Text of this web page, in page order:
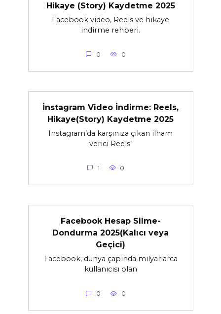
Hikaye (Story) Kaydetme 2025
Facebook video, Reels ve hikaye
indirme rehberi.
0 0
İnstagram Video İndirme: Reels,
Hikaye(Story) Kaydetme 2025
Instagram’da karşınıza çıkan ilham
verici Reels’
1 0
Facebook Hesap Silme-
Dondurma 2025(Kalıcı veya
Geçici)
Facebook, dünya çapında milyarlarca
kullanıcısı olan
0 0